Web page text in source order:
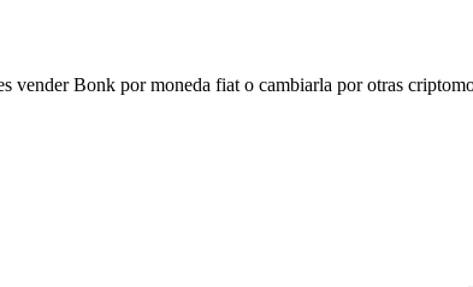
Bonk por moneda fiat o cambiarla por otras